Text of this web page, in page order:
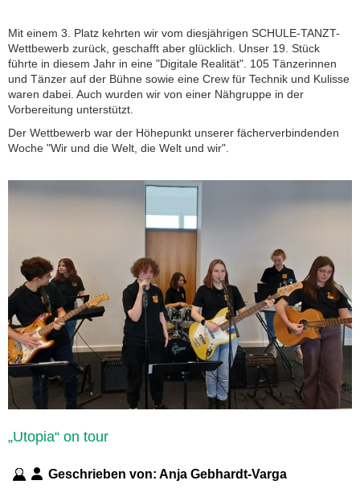
Mit einem 3. Platz kehrten wir vom diesjährigen SCHULE-TANZT-
Wettbewerb zurück, geschafft aber glücklich. Unser 19. Stück
führte in diesem Jahr in eine "Digitale Realität". 105 Tänzerinnen
und Tänzer auf der Bühne sowie eine Crew für Technik und Kulisse
waren dabei. Auch wurden wir von einer Nähgruppe in der
Vorbereitung unterstützt.
Der Wettbewerb war der Höhepunkt unserer fächerverbindenden
Woche "Wir und die Welt, die Welt und wir".
„Utopia“ on tour
Geschrieben von: Anja Gebhardt-Varga